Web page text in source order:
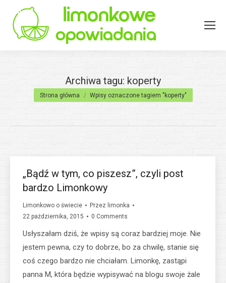
Archiwa tagu: koperty
Jesteś tutaj:
Strona główna Wpisy oznaczone tagiem "koperty"
„Bądź w tym, co piszesz”, czyli post
bardzo Limonkowy
Limonkowo o świecie Przez limonka
22 października, 2015
0 Comments
Usłyszałam dziś, że wpisy są coraz bardziej moje. Nie
jestem pewna, czy to dobrze, bo za chwilę, stanie się
coś czego bardzo nie chciałam. Limonkę, zastąpi
panna M, która będzie wypisywać na blogu swoje żale